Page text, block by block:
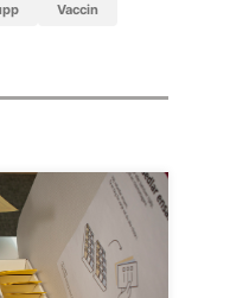
vaccin